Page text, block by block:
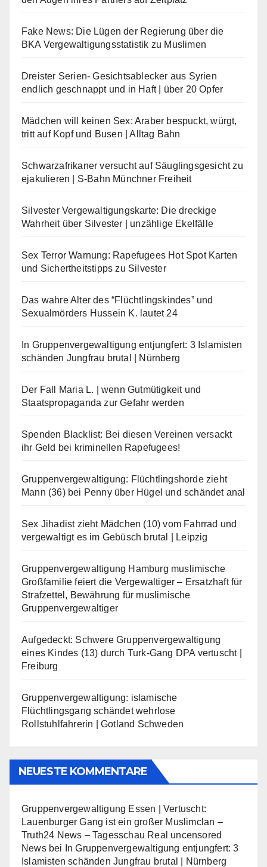
Fake News: Die Lügen der Regierung über die
BKA Vergewaltigungsstatistik zu Muslimen
Dreister Serien- Gesichtsablecker aus Syrien
endlich geschnappt und in Haft | über 20 Opfer
Mädchen will keinen Sex: Araber bespuckt, würgt,
tritt auf Kopf und Busen | Alltag Bahn
Schwarzafrikaner versucht auf Säuglingsgesicht zu
ejakulieren | S-Bahn Münchner Freiheit
Silvester Vergewaltigungskarte: Die dreckige
Wahrheit über Silvester | unzählige Ekelfälle
Sex Terror Warnung: Rapefugees Hot Spot Karten
und Sichertheitstipps zu Silvester
Das wahre Alter des “Flüchtlingskindes” und
Sexualmörders Hussein K. lautet 24
In Gruppenvergewaltigung entjungfert: 3 Islamisten
schänden Jungfrau brutal | Nürnberg
Der Fall Maria L. | wenn Gutmütigkeit und
Staatspropaganda zur Gefahr werden
Spenden Blacklist: Bei diesen Vereinen versackt
ihr Geld bei kriminellen Rapefugees!
Gruppenvergewaltigung: Flüchtlingshorde zieht
Mann (36) bei Penny über Hügel und schändet anal
Sex Jihadist zieht Mädchen (10) vom Fahrrad und
vergewaltigt es im Gebüsch brutal | Leipzig
Gruppenvergewaltigung Hamburg muslimische
Großfamilie feiert die Vergewaltiger – Ersatzhaft für
Strafzettel, Bewährung für muslimische
Gruppenvergewaltiger
Aufgedeckt: Schwere Gruppenvergewaltigung
eines Kindes (13) durch Turk-Gang DPA vertuscht |
Freiburg
Gruppenvergewaltigung: islamische
Flüchtlingsgang schändet wehrlose
Rollstuhlfahrerin | Gotland Schweden
NEUESTE KOMMENTARE
Gruppenvergewaltigung Essen | Vertuscht:
Lauenburger Gang ist ein großer Muslimclan –
Truth24 News – Tagesschau Real uncensored
Newsbei
In Gruppenvergewaltigung entjungfert: 3
Islamisten schänden Jungfrau brutal | Nürnberg